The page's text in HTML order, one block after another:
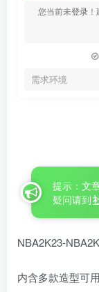
您当前未登录
需求环境
提示：文
疑问请到
NBA2K23-
内含多款造型可